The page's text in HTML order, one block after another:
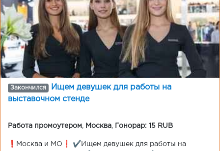
Закончился
Ищем девушек для работы на
выставочном стенде
Работа промоутером Москва Гонорар: 15 RUB
❗️Москва и МО❗️ ✔️Ищем девушек для работы на